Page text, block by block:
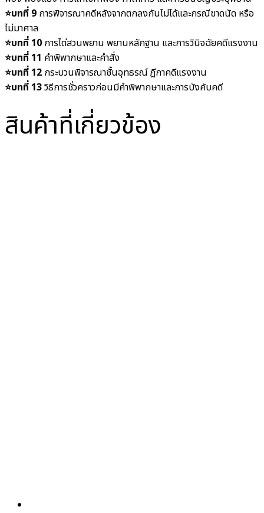
⭐️บทที่ 9 การพิจารณาคดีหลังจากตกลงกันไม่ได้และกรณีขาดนัด หรือ
ไม่มาศาล
⭐️บทที่ 10 การไต่สวนพยาน พยานหลักฐาน และการวินิจฉัยคดีแรงงาน
⭐️บทที่ 11 คำพิพากษาและคำสั่ง
⭐️บทที่ 12 กระบวนพิจารณาชั้นอุทธรณ์ ฎีกาคดีแรงงาน
⭐️บทที่ 13วิธีการชั่วคราวก่อนมีคำพิพากษาและการบังคับคดี
สินค้าที่เกี่ยวข้อง